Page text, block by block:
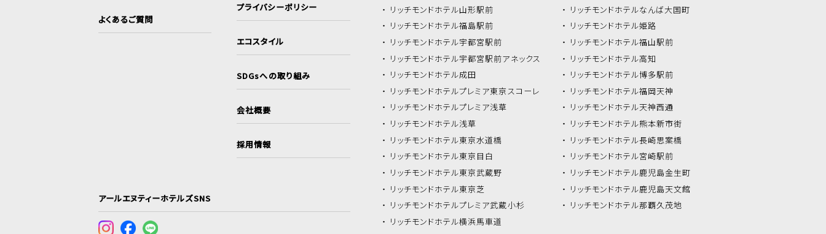
よくあるご質問
プライバシーポリシー
エコスタイル
SDGsへの取り組み
会社概要
採用情報
アールエヌティーホテルズSNS
リッチモンドホテル山形駅前
リッチモンドホテル福島駅前
リッチモンドホテル宇都宮駅前
リッチモンドホテル宇都宮駅前アネックス
リッチモンドホテル成田
リッチモンドホテルプレミア東京スコーレ
リッチモンドホテルプレミア浅草
リッチモンドホテル浅草
リッチモンドホテル東京水道橋
リッチモンドホテル東京目白
リッチモンドホテル東京武蔵野
リッチモンドホテル東京芝
リッチモンドホテルプレミア武蔵小杉
リッチモンドホテル横浜馬車道
リッチモンドホテルなんば大国町
リッチモンドホテル姫路
リッチモンドホテル福山駅前
リッチモンドホテル高知
リッチモンドホテル博多駅前
リッチモンドホテル福岡天神
リッチモンドホテル天神西通
リッチモンドホテル熊本新市街
リッチモンドホテル長崎思案橋
リッチモンドホテル宮崎駅前
リッチモンドホテル鹿児島金生町
リッチモンドホテル鹿児島天文館
リッチモンドホテル那覇久茂地